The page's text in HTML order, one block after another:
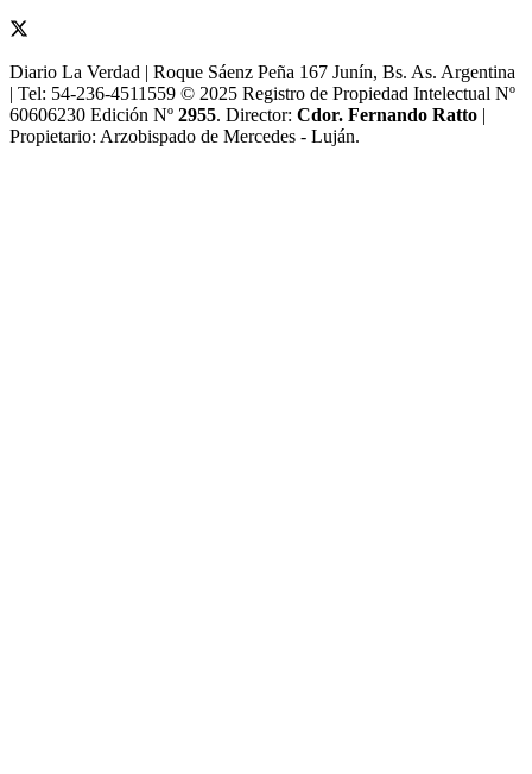
Diario La Verdad | Roque Sáenz Peña 167 Junín, Bs. As. Argentina
| Tel: 54-236-4511559 © 2025 Registro de Propiedad Intelectual Nº
60606230 Edición Nº 2955. Director:​ Cdor. Fernando Ratto |
Propietario:​ Arzobispado de Mercedes - Luján.